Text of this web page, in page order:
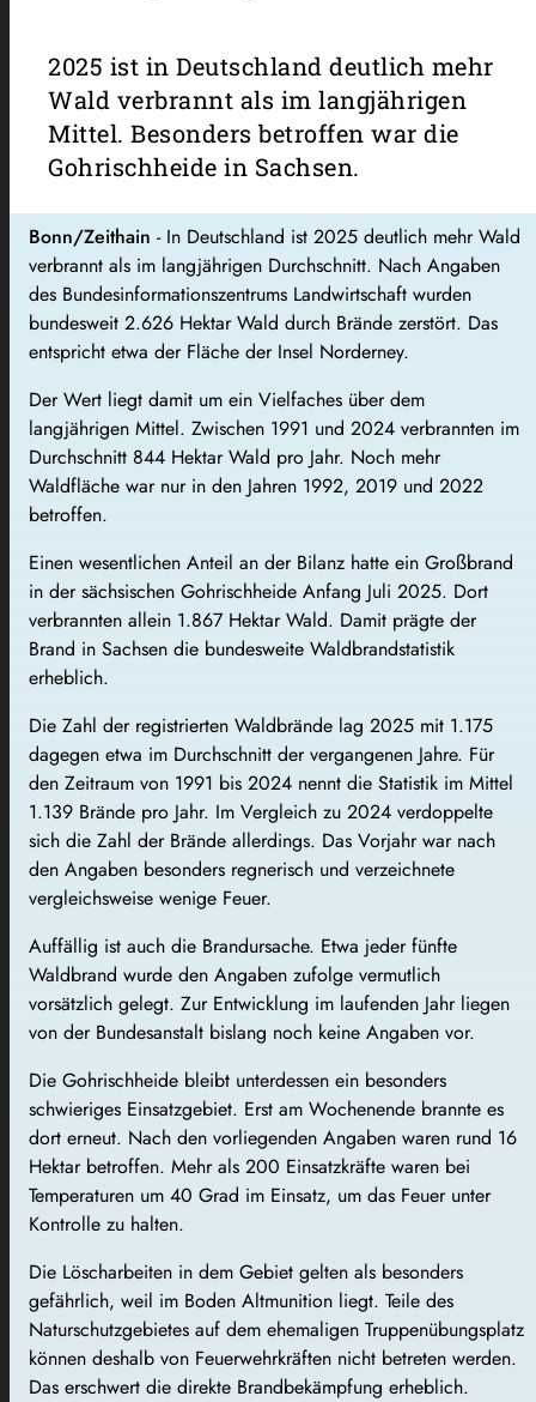
2025 ist in Deutschland deutlich mehr
Wald verbrannt als im langjährigen
Mittel. Besonders betroffen war die
Gohrischheide in Sachsen.
Bonn/Zeithain - In Deutschland ist 2025 deutlich mehr Wald
verbrannt als im langjährigen Durchschnitt. Nach Angaben
des Bundesinformationszentrums Landwirtschaft wurden
bundesweit 2.626 Hektar Wald durch Brände zerstört. Das
entspricht etwa der Fläche der Insel Norderney.
Der Wert liegt damit um ein Vielfaches über dem
langjährigen Mittel. Zwischen 1991 und 2024 verbrannten im
Durchschnitt 844 Hektar Wald pro Jahr. Noch mehr
Waldfläche war nur in den Jahren 1992, 2019 und 2022
betroffen.
Einen wesentlichen Anteil an der Bilanz hatte ein Großbrand
in der sächsischen Gohrischheide Anfang Juli 2025. Dort
verbrannten allein 1.867 Hektar Wald. Damit prägte der
Brand in Sachsen die bundesweite Waldbrandstatistik
erheblich.
Die Zahl der registrierten Waldbrände lag 2025 mit 1.175
dagegen etwa im Durchschnitt der vergangenen Jahre. Für
den Zeitraum von 1991 bis 2024 nennt die Statistik im Mittel
1.139 Brände pro Jahr. Im Vergleich zu 2024 verdoppelte
sich die Zahl der Brände allerdings. Das Vorjahr war nach
den Angaben besonders regnerisch und verzeichnete
vergleichsweise wenige Feuer.
Auffällig ist auch die Brandursache. Etwa jeder fünfte
Waldbrand wurde den Angaben zufolge vermutlich
vorsätzlich gelegt. Zur Entwicklung im laufenden Jahr liegen
von der Bundesanstalt bislang noch keine Angaben vor.
Die Gohrischheide bleibt unterdessen ein besonders
schwieriges Einsatzgebiet. Erst am Wochenende brannte es
dort erneut. Nach den vorliegenden Angaben waren rund 16
Hektar betroffen. Mehr als 200 Einsatzkräfte waren bei
Temperaturen um 40 Grad im Einsatz, um das Feuer unter
Kontrolle zu halten.
Die Löscharbeiten in dem Gebiet gelten als besonders
gefährlich, weil im Boden Altmunition liegt. Teile des
Naturschutzgebietes auf dem ehemaligen Truppenübungsplatz
können deshalb von Feuerwehrkräften nicht betreten werden.
Das erschwert die direkte Brandbekämpfung erheblich.